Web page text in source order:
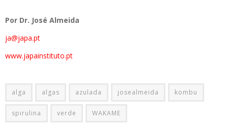
Por Dr. José Almeida
ja@japa.pt
www.japainstituto.pt
alga algas azulada josealmeida kombu
spirulina verde WAKAME